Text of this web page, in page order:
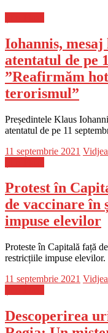
Iohannis, mesaj
atentatul de pe
”Reafirmăm
terorismul”
Președintele Klaus
atentatul de pe 11
Posted
11 septembrie 2021
Protest în
de vaccinare
impuse elevilor
Proteste în Capitală față
restricțiile impuse elevilor.
Posted
11 septembrie 2021
Descoperirea